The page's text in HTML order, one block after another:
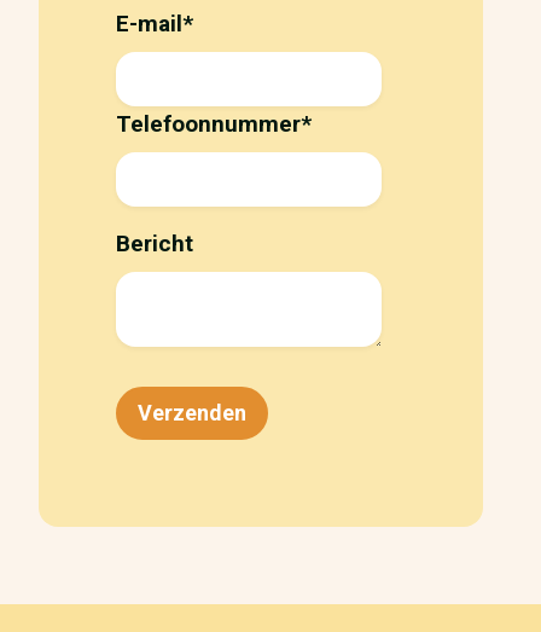
E-mail*
Telefoonnummer*
Bericht